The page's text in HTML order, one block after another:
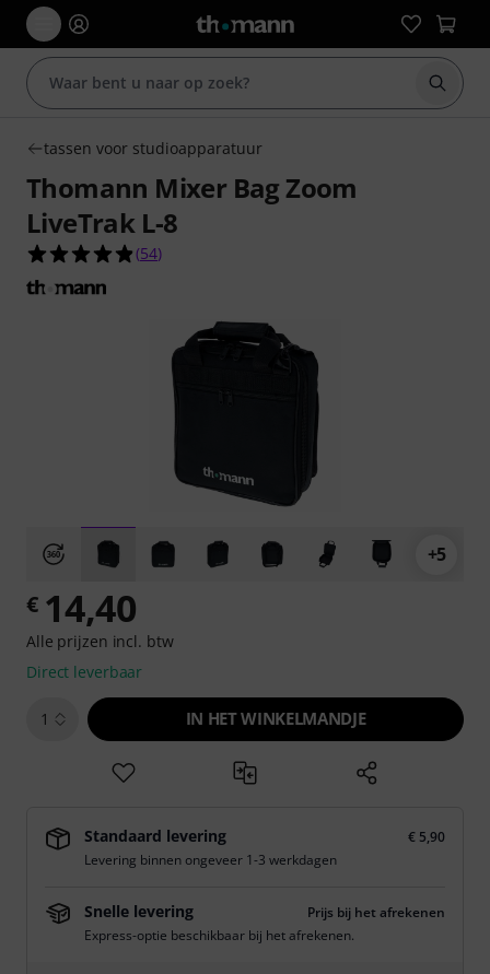
Zoek
tassen voor studioapparatuur
Thomann Mixer Bag Zoom
LiveTrak L-8
4.9 van de 5 sterren van 54 klantbeoordelingen
(54)
+5
€ 14,40
Alle prijzen incl. btw
Direct leverbaar
1 IN HET WINKELMANDJE
Standaard levering
€ 5,90
Levering binnen ongeveer 1-3 werkdagen
Snelle levering
Prijs bij het afrekenen
Express-optie beschikbaar bij het afrekenen.